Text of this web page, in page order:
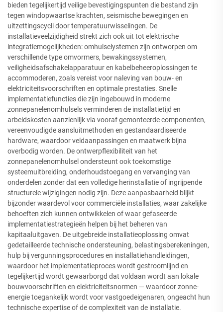
bieden tegelijkertijd veilige bevestigingspunten die bestand zijn
tegen windopwaartse krachten, seismische bewegingen en
uitzettingscycli door temperatuurwisselingen. De
installatieveelzijdigheid strekt zich ook uit tot elektrische
integratiemogelijkheden: omhulselystemen zijn ontworpen om
verschillende type omvormers, bewakingssystemen,
veiligheidsafschakelapparatuur en kabelbeheeroplossingen te
accommoderen, zoals vereist voor naleving van bouw- en
elektriciteitsvoorschriften en optimale prestaties. Snelle
implementatiefuncties die zijn ingebouwd in moderne
zonnepanelenomhulsels verminderen de installatietijd en
arbeidskosten aanzienlijk via vooraf gemonteerde componenten,
vereenvoudigde aansluitmethoden en gestandaardiseerde
hardware, waardoor veldaanpassingen en maatwerk bijna
overbodig worden. De ontwerpflexibiliteit van het
zonnepanelenomhulsel ondersteunt ook toekomstige
systeemuitbreiding, onderhoudstoegang en vervanging van
onderdelen zonder dat een volledige herinstallatie of ingrijpende
structurele wijzigingen nodig zijn. Deze aanpasbaarheid blijkt
bijzonder waardevol voor commerciële installaties, waar zakelijke
behoeften zich kunnen ontwikkelen of waar gefaseerde
implementatiestrategieën helpen bij het beheren van
kapitaaluitgaven. De uitgebreide installatieoplossing omvat
gedetailleerde technische ondersteuning, belastingsberekeningen,
hulp bij vergunningsprocedures en installatiehandleidingen,
waardoor het implementatieproces wordt gestroomlijnd en
tegelijkertijd wordt gewaarborgd dat voldaan wordt aan lokale
bouwvoorschriften en elektriciteitsnormen — waardoor zonne-
energie toegankelijk wordt voor vastgoedeigenaren, ongeacht hun
technische expertise of de complexiteit van de installatie.